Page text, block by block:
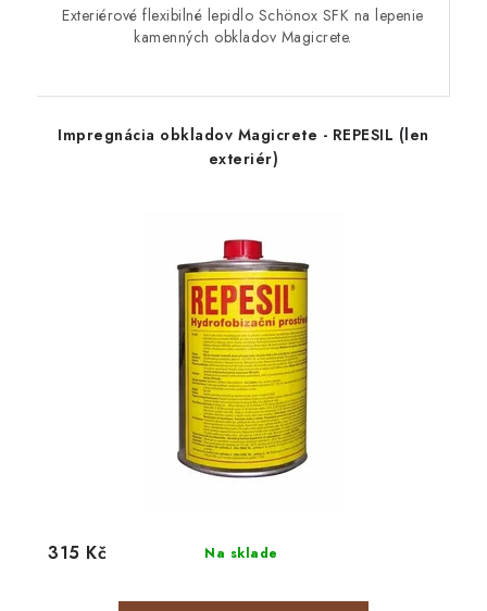
Exteriérové flexibilné lepidlo Schönox SFK na lepenie
kamenných obkladov Magicrete.
Impregnácia obkladov Magicrete - REPESIL (len
exteriér)
Na sklade
315 Kč